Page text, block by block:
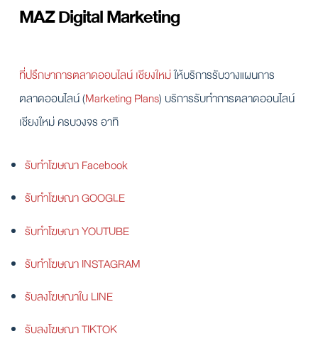
MAZ Digital Marketing
ที่ปรึกษาการตลาดออนไลน์ เชียงใหม่ให้บริการรับวางแผนการ
ตลาดออนไลน์ (Marketing Plans) บริการรับทำการตลาดออนไลน์
เชียงใหม่ ครบวงจร อาทิ
รับทำโฆษณา Facebook
รับทำโฆษณา GOOGLE
รับทำโฆษณา YOUTUBE
รับทำโฆษณา INSTAGRAM
รับลงโฆษณาใน LINE
รับลงโฆษณา TIKTOK